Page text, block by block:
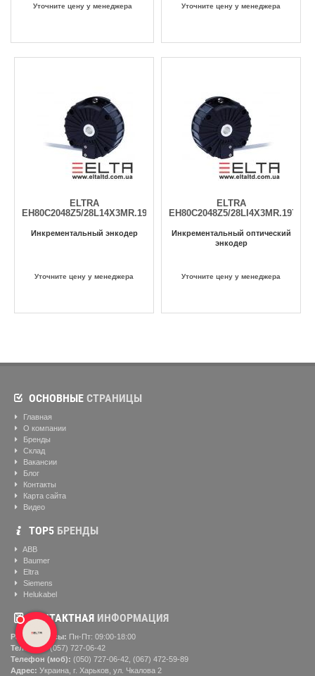
Уточните цену у менеджера Уточните цену у менеджера
ELTRA
EH80C2048Z5/28L14X3MR.197+454
Инкрементальный энкодер
Уточните цену у менеджера
ELTRA
EH80C2048Z5/
Инкрементальный оптический
энкодер
Уточните цену у менеджера
ОСНОВНЫЕ СТРАНИЦЫ
Главная
О компании
Бренды
Склад
Вакансии
Блог
Контакты
Карта сайта
Видео
ТОР5 БРЕНДЫ
ABB
Baumer
Eltra
Siemens
Helukabel
КОНТАКТНАЯ ИНФОРМАЦИЯ
Рабочие часы: Пн-Пт: 09:00-18:00
Телефон:(057) ‎727-06-42
Телефон (моб): (050) 727-06-42, (067) 472-59-89
Адрес: Украина, г. Харьков, ул. Чкалова 2